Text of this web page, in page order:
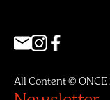
All Content ©